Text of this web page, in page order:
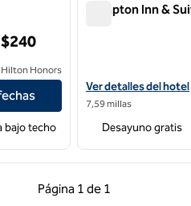
$240
Hilton Honors
bajo techo
Hampton Inn &
Ver detalles del hotel
Ver detalles del hotel
7,59 millas
Desayuno gratis
Página 1 de 1
Página anterior, 1 de 1
Página 1 de 1